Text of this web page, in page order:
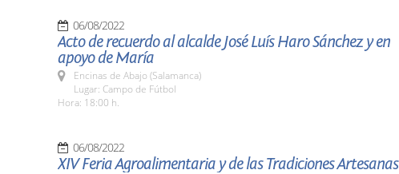
06/08/2022
Acto de recuerdo al alcalde José Luís Haro Sánchez y en
apoyo de María
Encinas de Abajo (Salamanca)
Lugar: Campo de Fútbol
Hora: 18:00 h.
06/08/2022
XIV Feria Agroalimentaria y de las Tradiciones Artesanas